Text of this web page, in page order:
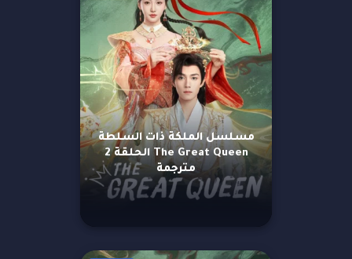
مسلسل الملكة ذات السلطة
The Great Queen الحلقة 2
مترجمة